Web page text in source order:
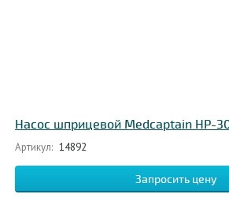
Насос шприцевой Medcaptain НР-
Артикул: 14892
Запросить цену